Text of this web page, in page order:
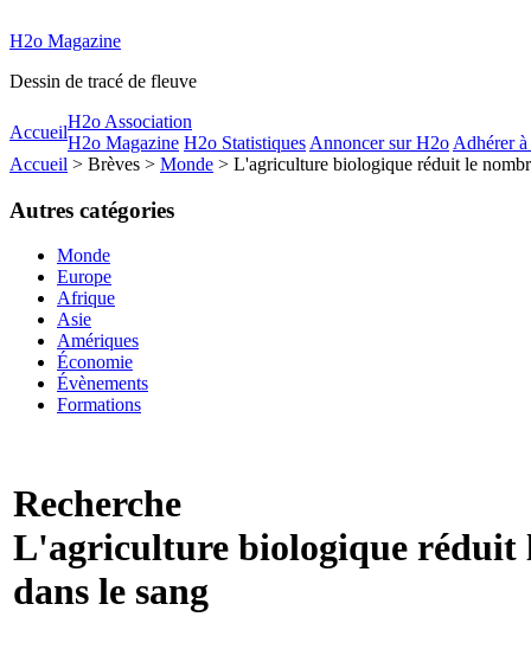
H2o Magazine
Dessin de tracé de fleuve
Accueil
H2o Association
H2o Magazine H2o Statistiques Annoncer sur H2o Adhérer
Accueil > Brèves > Monde > L'agriculture biologique réduit le
Autres catégories
Monde
Europe
Afrique
Asie
Amériques
Économie
Évènements
Formations
Recherche
L'agriculture biologique réduit
dans le sang